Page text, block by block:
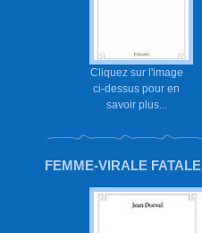
Cliquez sur l'image
ci-dessus pour en
savoir plus...
FEMME-VIRALE FATALE